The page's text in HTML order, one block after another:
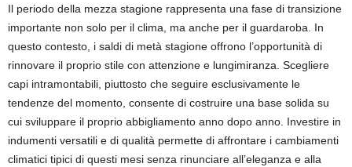
Il periodo della mezza stagione rappresenta una fase di transizione
importante non solo per il clima, ma anche per il guardaroba. In
questo contesto, i saldi di metà stagione offrono l’opportunità di
rinnovare il proprio stile con attenzione e lungimiranza. Scegliere
capi intramontabili, piuttosto che seguire esclusivamente le
tendenze del momento, consente di costruire una base solida su
cui sviluppare il proprio abbigliamento anno dopo anno. Investire in
indumenti versatili e di qualità permette di affrontare i cambiamenti
climatici tipici di questi mesi senza rinunciare all’eleganza e alla